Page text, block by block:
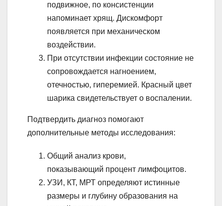
подвижное, по консистенции
напоминает хрящ. Дискомфорт
появляется при механическом
воздействии.
При отсутствии инфекции состояние не
сопровождается нагноением,
отечностью, гиперемией. Красный цвет
шарика свидетельствует о воспалении.
Подтвердить диагноз помогают
дополнительные методы исследования:
Общий анализ крови,
показывающий процент лимфоцитов.
УЗИ, КТ, МРТ определяют истинные
размеры и глубину образования на